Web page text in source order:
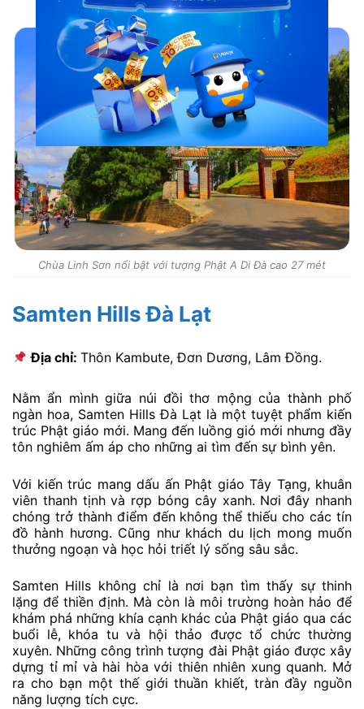
Chùa Linh Sơn nổi bật với tượng Phật A Di Đà cao 27 mét
Samten Hills Đà Lạt
Địa chỉ:Thôn Kambute, Đơn Dương, Lâm Đồng.
Nằm ẩn mình giữa núi đồi thơ mộng của thành phố
ngàn hoa, Samten Hills Đà Lạt là một tuyệt phẩm kiến
trúc Phật giáo mới. Mang đến luồng gió mới nhưng đầy
tôn nghiêm ấm áp cho những ai tìm đến sự bình yên.
Với kiến trúc mang dấu ấn Phật giáo Tây Tạng, khuân
viên thanh tịnh và rợp bóng cây xanh. Nơi đây nhanh
chóng trở thành điểm đến không thể thiếu cho các tín
đồ hành hương. Cũng như khách du lịch mong muốn
thưởng ngoạn và học hỏi triết lý sống sâu sắc.
Samten Hills không chỉ là nơi bạn tìm thấy sự thinh
lặng để thiền định. Mà còn là môi trường hoàn hảo để
khám phá những khía cạnh khác của Phật giáo qua các
buổi lễ, khóa tu và hội thảo được tổ chức thường
xuyên. Những công trình tượng đài Phật giáo được xây
dựng tỉ mỉ và hài hòa với thiên nhiên xung quanh. Mở
ra cho bạn một thế giới thuần khiết, tràn đầy nguồn
năng lượng tích cực.